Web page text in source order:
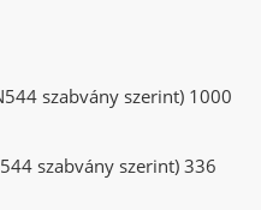
szabvány szerint) 1000
szabvány szerint) 336